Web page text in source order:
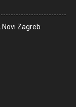
Novi Zagreb